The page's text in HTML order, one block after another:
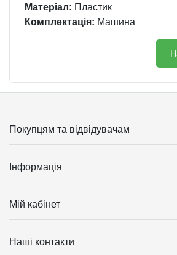
Матеріал: Пластик
Комплектація: Машина
Покупцям та відвідувачам
Інформація
Мій кабінет
Наші контакти